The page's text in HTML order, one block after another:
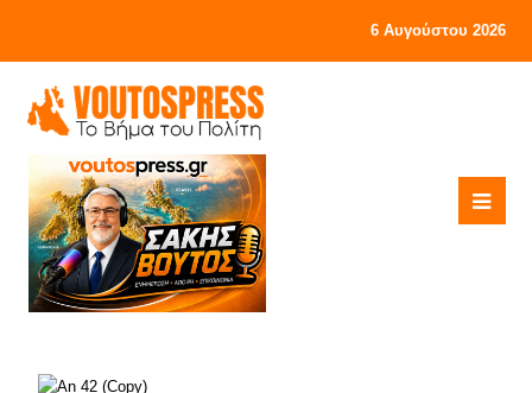
6 Αυγούστου 2026